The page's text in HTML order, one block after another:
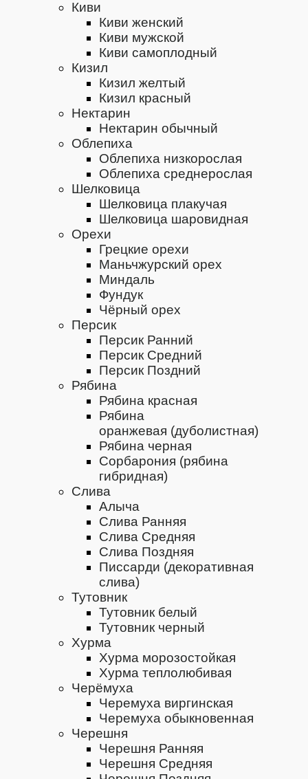
Киви
Киви женский
Киви мужской
Киви самоплодный
Кизил
Кизил желтый
Кизил красный
Нектарин
Нектарин обычный
Облепиха
Облепиха низкорослая
Облепиха среднерослая
Шелковица
Шелковица плакучая
Шелковица шаровидная
Орехи
Грецкие орехи
Маньчжурский орех
Миндаль
Фундук
Чёрный орех
Персик
Персик Ранний
Персик Средний
Персик Поздний
Рябина
Рябина красная
Рябина
оранжевая (дуболистная)
Рябина черная
Сорбарония (рябина
гибридная)
Слива
Алыча
Слива Ранняя
Слива Средняя
Слива Поздняя
Писсарди (декоративная
слива)
Тутовник
Тутовник белый
Тутовник черный
Хурма
Хурма морозостойкая
Хурма теплолюбивая
Черёмуха
Черемуха виргинская
Черемуха обыкновенная
Черешня
Черешня Ранняя
Черешня Средняя